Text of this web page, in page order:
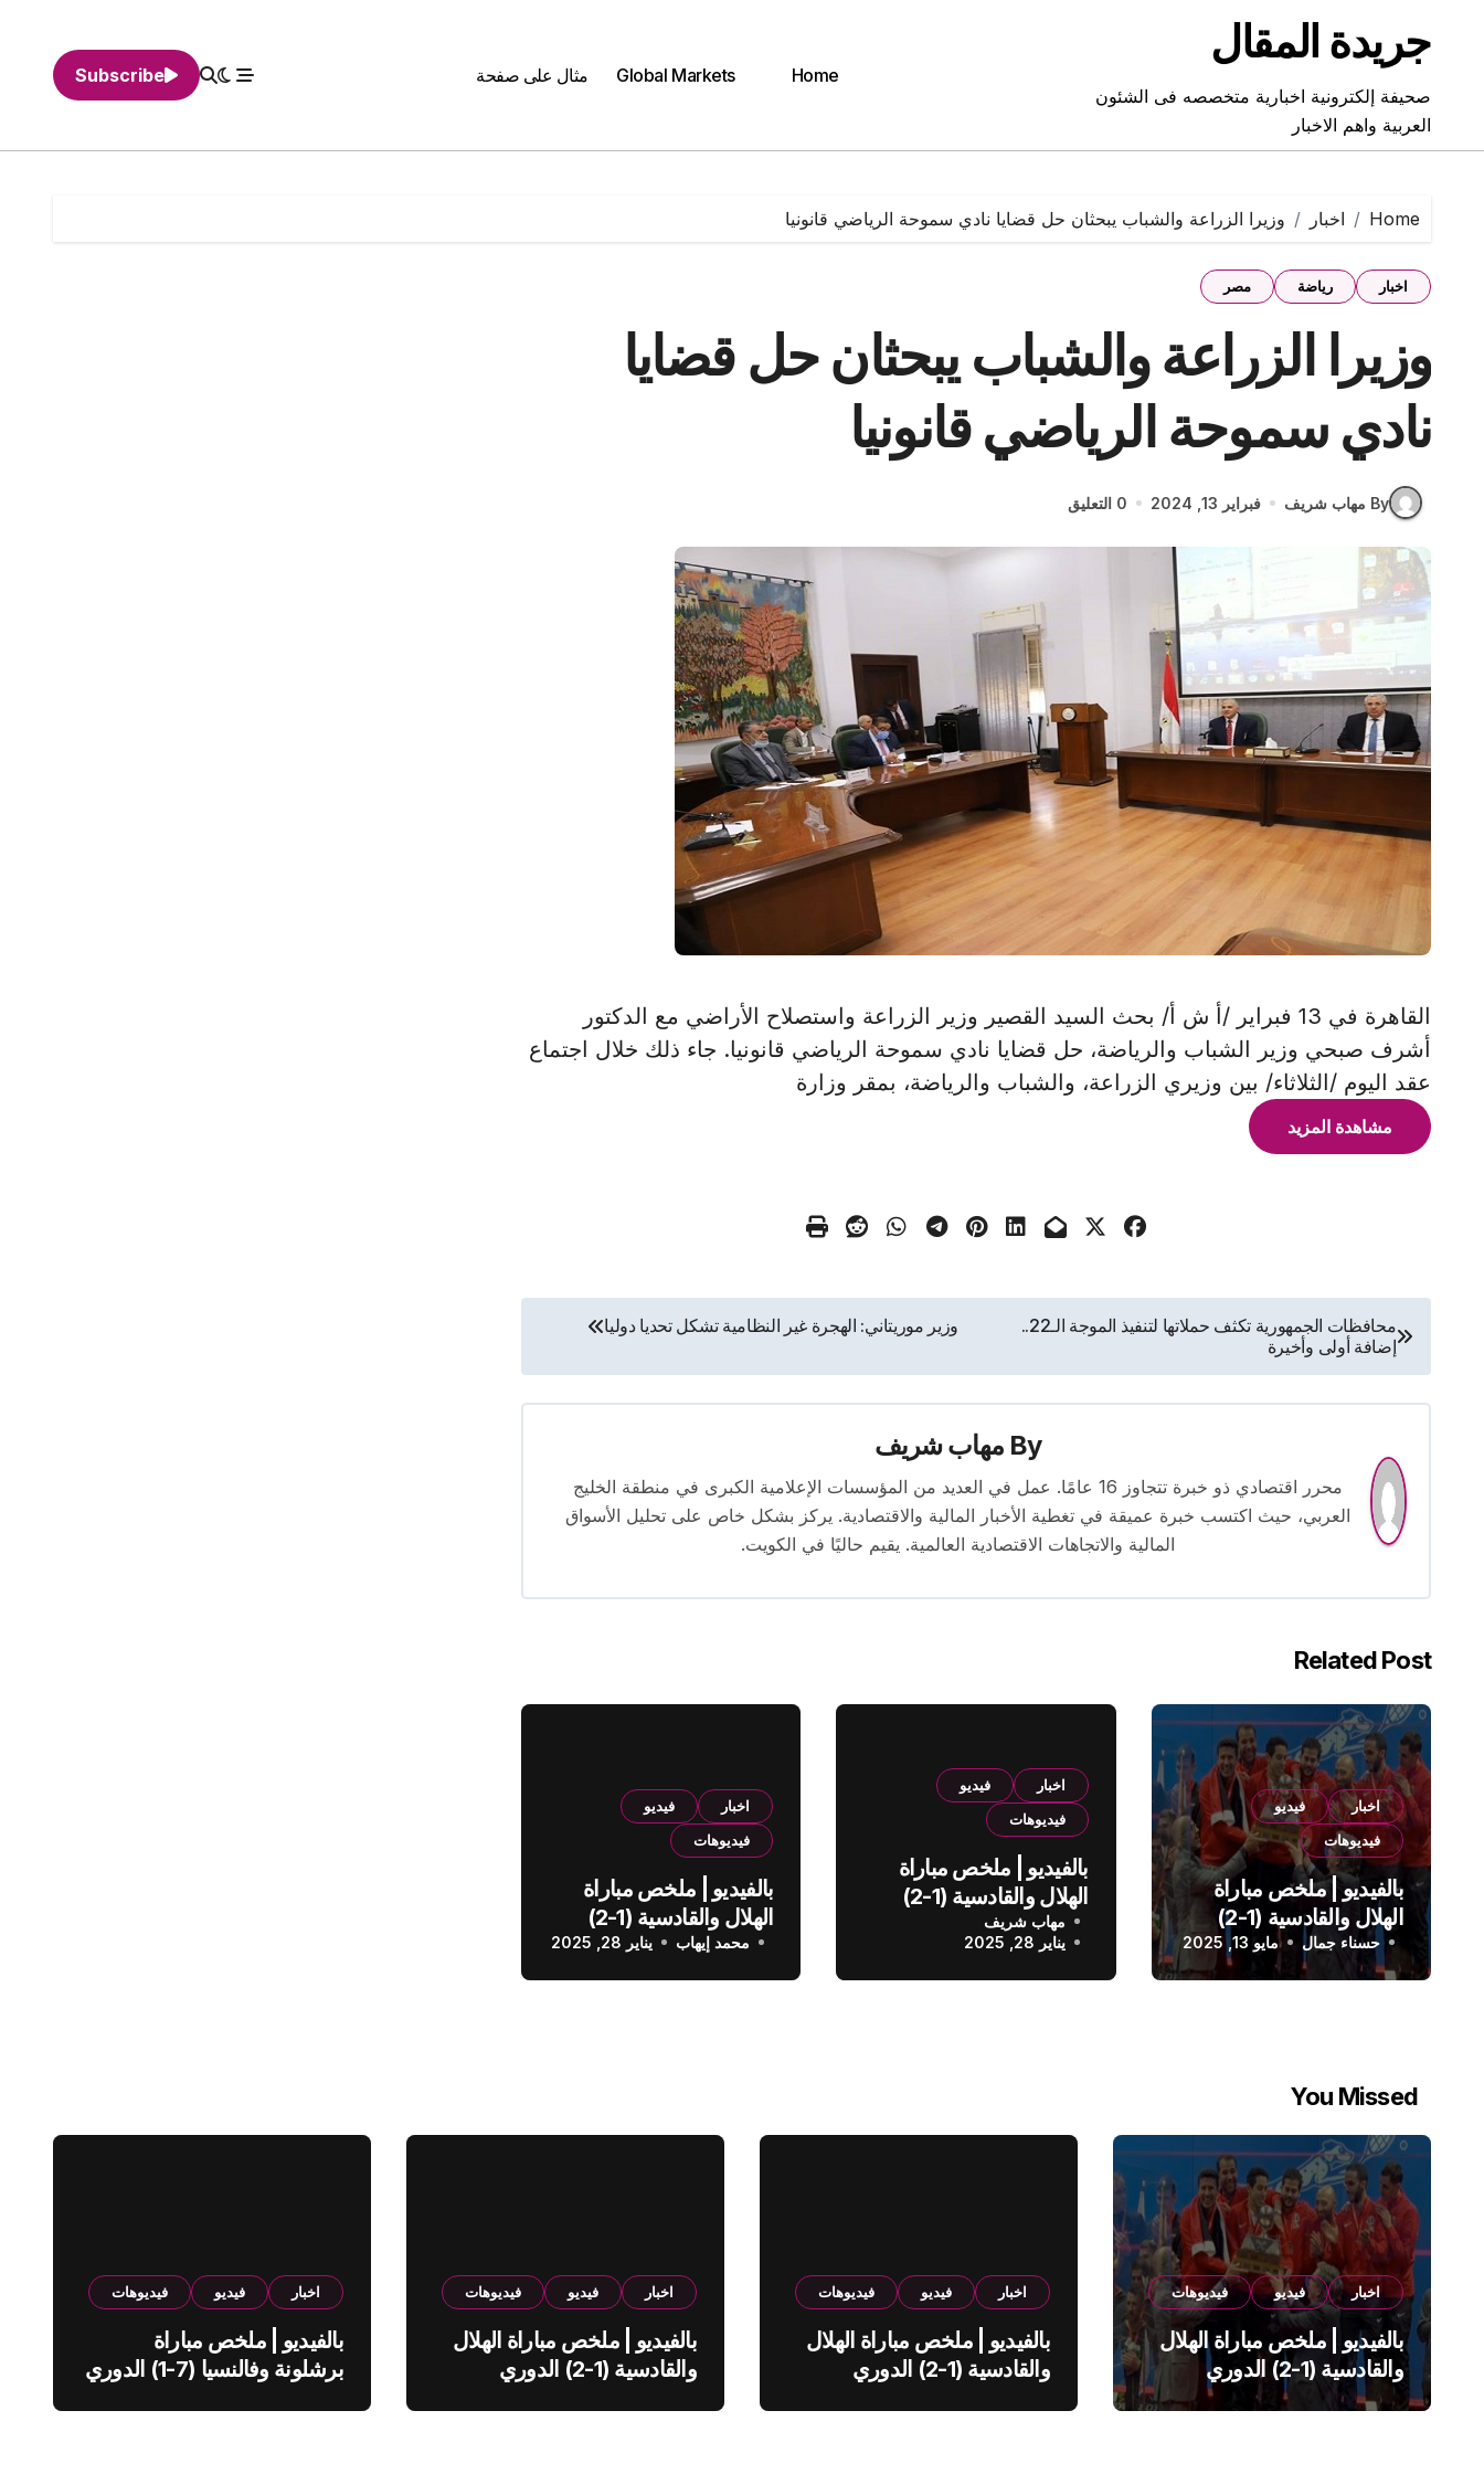
contentجريدة المقال
صحيفة إلكترونية اخبارية متخصصه فى الشئون
العربية واهم الاخبار
Home
Global Markets مثال على صفحة Subscribe
Home اخبار وزيرا الزراعة والشباب يبحثان حل قضايا نادي سموحة الرياضي قانونيا
اخبار رياضة مصر
وزيرا الزراعة والشباب يبحثان حل قضايا
نادي سموحة الرياضي قانونيا
By مهاب شريف فبراير 13, 2024 0 التعليق
القاهرة في 13 فبراير /أ ش أ/ بحث السيد القصير وزير الزراعة واستصلاح الأراضي مع الدكتور
أشرف صبحي وزير الشباب والرياضة، حل قضايا نادي سموحة الرياضي قانونيا. جاء ذلك خلال اجتماع
عقد اليوم /الثلاثاء/ بين وزيري الزراعة، والشباب والرياضة، بمقر وزارة
مشاهدة المزيد
تصفّح
المقالات
محافظات الجمهورية تكثف حملاتها لتنفيذ الموجة الـ22..
إضافة أولى وأخيرة
وزير موريتاني: الهجرة غير النظامية تشكل تحديا دوليا
By مهاب شريف
محرر اقتصادي ذو خبرة تتجاوز 16 عامًا. عمل في العديد من المؤسسات الإعلامية الكبرى في منطقة الخليج
العربي، حيث اكتسب خبرة عميقة في تغطية الأخبار المالية والاقتصادية. يركز بشكل خاص على تحليل الأسواق
المالية والاتجاهات الاقتصادية العالمية. يقيم حاليًا في الكويت.
Related Post
اخبار
فيديو
فيديوهات
بالفيديو | ملخص مباراة
الهلال والقادسية (1-2)
الدوري السعودي
حسناء جمال مايو 13, 2025
اخبار
فيديو
فيديوهات
بالفيديو | ملخص مباراة
الهلال والقادسية (1-2)
الدوري السعودي
مهاب شريف
يناير 28, 2025
اخبار
فيديو
فيديوهات
بالفيديو | ملخص مباراة
الهلال والقادسية (1-2)
الدوري السعودي
محمد إيهاب يناير 28, 2025
You Missed
اخبار فيديو فيديوهات
بالفيديو | ملخص مباراة الهلال
والقادسية (1-2) الدوري
السعودي
اخبار فيديو فيديوهات
بالفيديو | ملخص مباراة الهلال
والقادسية (1-2) الدوري
اخبار فيديو فيديوهات
بالفيديو | ملخص مباراة الهلال
والقادسية (1-2) الدوري
اخبار فيديو فيديوهات
بالفيديو | ملخص مباراة
برشلونة وفالنسيا (7-1) الدوري